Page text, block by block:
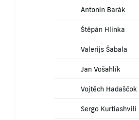
Antonín Barák
Štěpán Hlinka
Valerijs Šabala
Jan Vošahlík
Vojtěch Hadaščok
Sergo Kurtiashvili